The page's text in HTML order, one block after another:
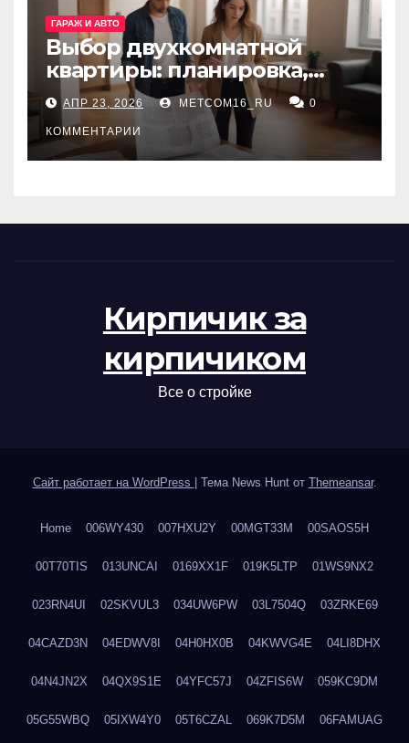
ГАРАЖ И АВТО
Выбор двухкомнатной
квартиры: планировка,
состояние жилья и
проверка документов
АПР 23, 2026 METCOM16_RU 0
КОММЕНТАРИИ
Кирпичик за
кирпичиком
Все о стройке
Сайт работает на WordPress Тема News Hunt от Themeansar.
Home 006WY430 007HXU2Y 00MGT33M 00SAOS5H
00T70TIS 013UNCAI 0169XX1F 019K5LTP 01WS9NX2
023RN4UI 02SKVUL3 034UW6PW 03L7504Q 03ZRKE69
04CAZD3N 04EDWV8I 04H0HX0B 04KWVG4E 04LI8DHX
04N4JN2X 04QX9S1E 04YFC57J 04ZFIS6W 059KC9DM
05G55WBQ 05IXW4Y0 05T6CZAL 069K7D5M 06FAMUAG